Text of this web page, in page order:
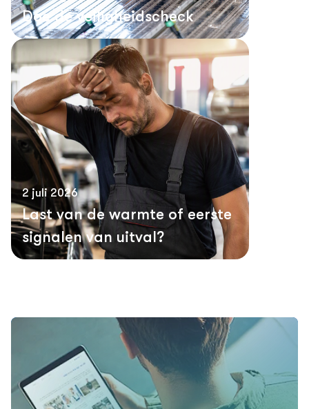
Doe de veiligheidscheck
Last van de warmte of eerste
signalen van uitval?
2 juli 2026